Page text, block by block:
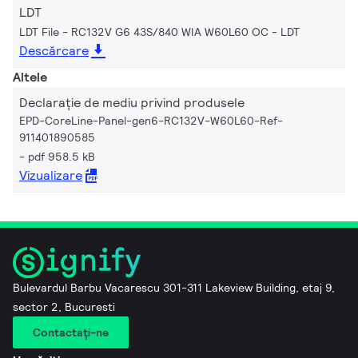
LDT
LDT File - RC132V G6 43S/840 WIA W60L60 OC LDT
Descărcare
Altele
Declarație de mediu privind produsele
EPD-CoreLine-Panel-gen6-RC132V-W60L60-Ref-
911401890585
pdf 958.5 kB
Vizualizare
Bulevardul Barbu Vacarescu 301-311 Lakeview Building, etaj 9,
sector 2, Bucuresti
Contactaţi-ne